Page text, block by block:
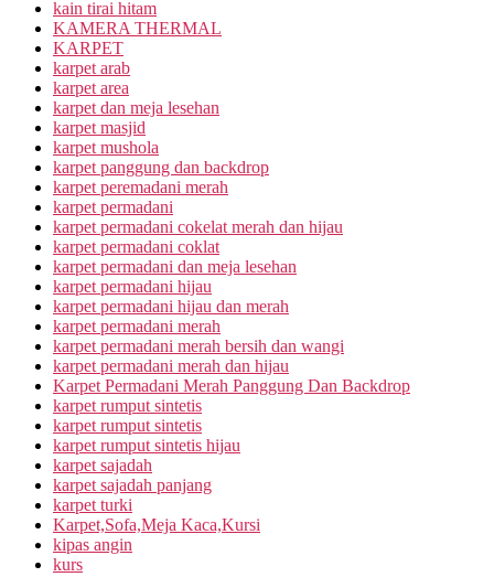
kain tirai hitam
KAMERA THERMAL
KARPET
karpet arab
karpet area
karpet dan meja lesehan
karpet masjid
karpet mushola
karpet panggung dan backdrop
karpet peremadani merah
karpet permadani
karpet permadani cokelat merah dan hijau
karpet permadani coklat
karpet permadani dan meja lesehan
karpet permadani hijau
karpet permadani hijau dan merah
karpet permadani merah
karpet permadani merah bersih dan wangi
karpet permadani merah dan hijau
Karpet Permadani Merah Panggung Dan Backdrop
karpet rumput sintetis
karpet rumput sintetis
karpet rumput sintetis hijau
karpet sajadah
karpet sajadah panjang
karpet turki
Karpet,Sofa,Meja Kaca,Kursi
kipas angin
kurs